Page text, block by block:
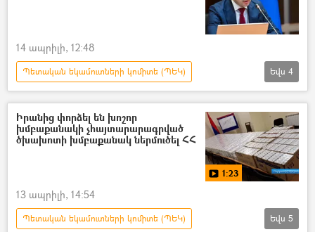
14 ապրիլի, 12:48
Պետական եկամուտների կոմիտե (ՊԵԿ)
Հայաստան
խանութ
առևտուր
Էդուարդ Հակոբյան
Եվս 4
Իրանից փորձել են խոշոր
խմբաքանակի չհայտարարագրված
ծխախոտի խմբաքանակ ներմուծել ՀՀ
1:23
13 ապրիլի, 14:54
Պետական եկամուտների կոմիտե (ՊԵԿ)
Եվս 5